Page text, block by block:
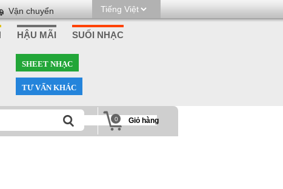
Vận chuyển
HẬU MÃI SUỐI NHẠC
SHEET NHẠC
TƯ VẤN KHÁC
0 Giỏ hàng